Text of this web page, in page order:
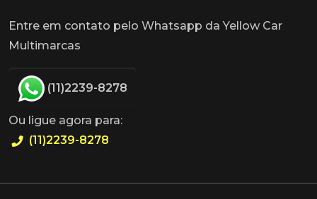
Entre em contato pelo Whatsapp da Yellow Car
Multimarcas
(11)2239-8278
Ou ligue agora para:
(11)2239-8278